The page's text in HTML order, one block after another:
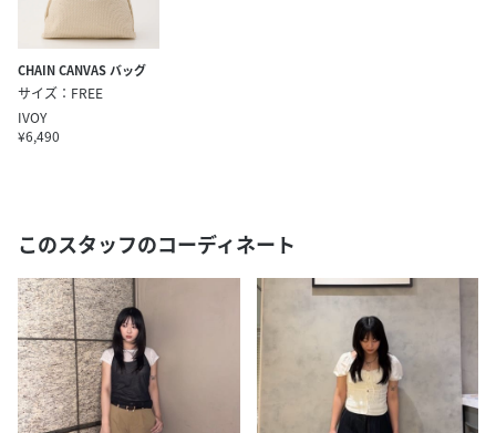
CHAIN CANVAS バッグ
サイズ：FREE
IVOY
¥6,490
このスタッフのコーディネート